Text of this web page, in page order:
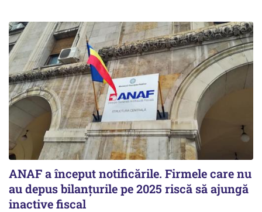
ANAF a început notificările. Firmele care nu
au depus bilanțurile pe 2025 riscă să ajungă
inactive fiscal